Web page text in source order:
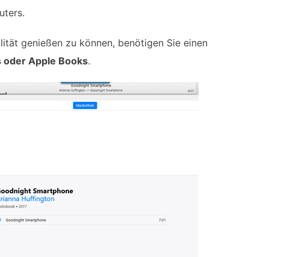
genießen zu können, benötigen Sie einen
oder Apple Books.